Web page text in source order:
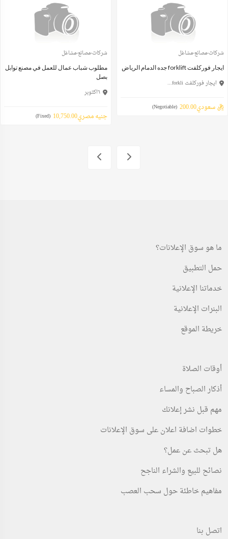
شركات-مصانع-مشاغل
ايجار فوركلفت forklift جده الدمام الرياض
ايجار فوركلفت forkli...
ريال سعودي200.00 (Negotiable)
شركات-مصانع-مشاغل
مطلوب شباب عمال للعمل في مصنع توابل
بصل
٦اكتوبر
جنيه مصري10,750.00 (Fixed)
ما هو سوق الإعلانات؟
حمل التطبيق
خدماتنا الإعلانية
البنرات الإعلانية
خريطة الموقع
أوقات الصلاة
أذكار الصباح والمساء
مهم قبل نشر إعلانك
خطوات اضافة اعلان على سوق الإعلانات
هل تبحث عن عمل؟
نصائح للبيع والشراء الناجح
مفاهيم خاطئة حول سحب العصب
اتصل بنا